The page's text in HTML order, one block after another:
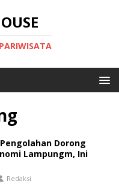
Dorong
Lampungm, Ini
Redaksi